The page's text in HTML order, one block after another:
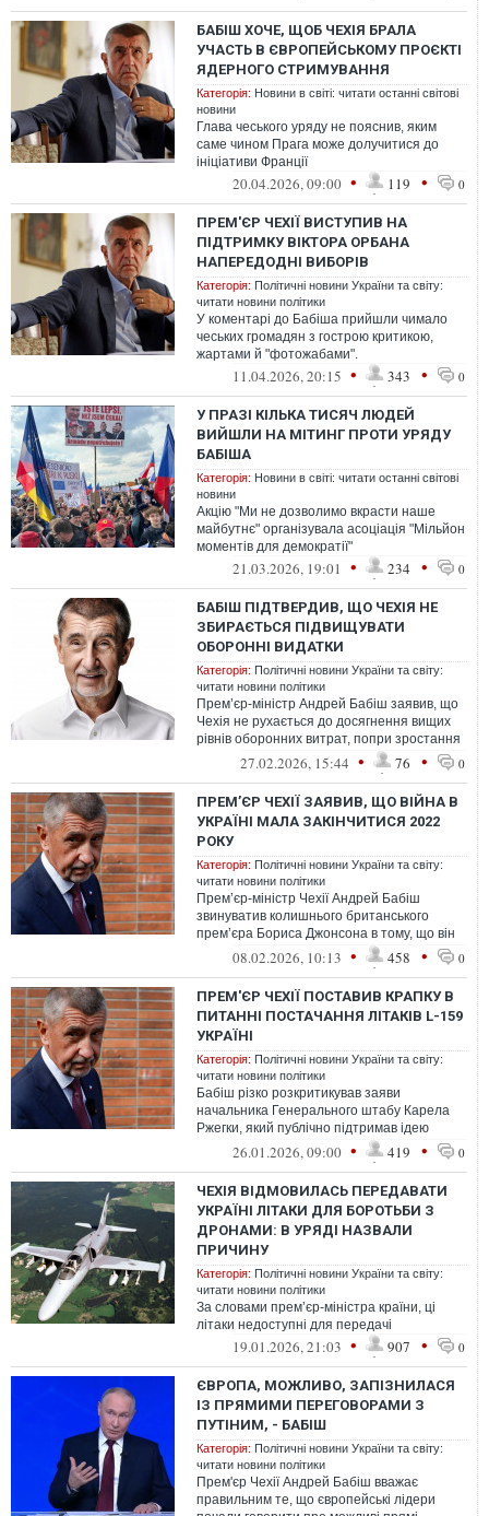
БАБІШ ХОЧЕ, ЩОБ ЧЕХІЯ БРАЛА
УЧАСТЬ В ЄВРОПЕЙСЬКОМУ ПРОЄКТІ
ЯДЕРНОГО СТРИМУВАННЯ
Категорія: Новини в світі: читати останні світові
новини
Глава чеського уряду не пояснив, яким
саме чином Прага може долучитися до
ініціативи Франції
20.04.2026, 09:00 • 119 • 0
ПРЕМ'ЄР ЧЕХІЇ ВИСТУПИВ НА
ПІДТРИМКУ ВІКТОРА ОРБАНА
НАПЕРЕДОДНІ ВИБОРІВ
Категорія: Політичні новини України та світу:
читати новини політики
У коментарі до Бабіша прийшли чимало
чеських громадян з гострою критикою,
жартами й "фотожабами".
11.04.2026, 20:15 • 343 • 0
У ПРАЗІ КІЛЬКА ТИСЯЧ ЛЮДЕЙ
ВИЙШЛИ НА МІТИНГ ПРОТИ УРЯДУ
БАБІША
Категорія: Новини в світі: читати останні світові
новини
Акцію "Ми не дозволимо вкрасти наше
майбутнє" організувала асоціація "Мільйон
моментів для демократії"
21.03.2026, 19:01 • 234 • 0
БАБІШ ПІДТВЕРДИВ, ЩО ЧЕХІЯ НЕ
ЗБИРАЄТЬСЯ ПІДВИЩУВАТИ
ОБОРОННІ ВИДАТКИ
Категорія: Політичні новини України та світу:
читати новини політики
Прем’єр-міністр Андрей Бабіш заявив, що
Чехія не рухається до досягнення вищих
рівнів оборонних витрат, попри зростання
цільових показників НАТО.
27.02.2026, 15:44 • 76 • 0
ПРЕМ’ЄР ЧЕХІЇ ЗАЯВИВ, ЩО ВІЙНА В
УКРАЇНІ МАЛА ЗАКІНЧИТИСЯ 2022
РОКУ
Категорія: Політичні новини України та світу:
читати новини політики
Прем’єр-міністр Чехії Андрей Бабіш
звинуватив колишнього британського
прем’єра Бориса Джонсона в тому, що він
зірвав укладення мирної угоди між Україн...
08.02.2026, 10:13 • 458 • 0
ПРЕМ'ЄР ЧЕХІЇ ПОСТАВИВ КРАПКУ В
ПИТАННІ ПОСТАЧАННЯ ЛІТАКІВ L-159
УКРАЇНІ
Категорія: Політичні новини України та світу:
читати новини політики
Бабіш різко розкритикував заяви
начальника Генерального штабу Карела
Ржегки, який публічно підтримав ідею
постачання26.01.2026, 09:00 • 419 • 0
ЧЕХІЯ ВІДМОВИЛАСЬ ПЕРЕДАВАТИ
УКРАЇНІ ЛІТАКИ ДЛЯ БОРОТЬБИ З
ДРОНАМИ: В УРЯДІ НАЗВАЛИ
ПРИЧИНУ
Категорія: Політичні новини України та світу:
читати новини політики
За словами премʼєр-міністра країни, ці
літаки недоступні для передачі
19.01.2026, 21:03 • 907 • 0
ЄВРОПА, МОЖЛИВО, ЗАПІЗНИЛАСЯ
ІЗ ПРЯМИМИ ПЕРЕГОВОРАМИ З
ПУТІНИМ, - БАБІШ
Категорія: Політичні новини України та світу:
читати новини політики
Прем'єр Чехії Андрей Бабіш вважає
правильним те, що європейські лідери